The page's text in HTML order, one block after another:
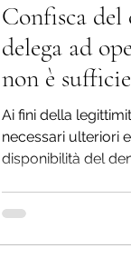
Confisca del
delega ad
non è
Ai fini della
necessari ulteriori
disponibilità del